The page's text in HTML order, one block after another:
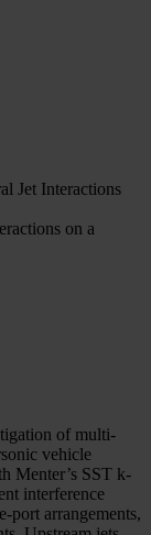
Jet Interactions
on a
of multi-
vehicle
Menter’s SST k-
interference
port arrangements,